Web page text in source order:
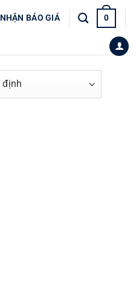
NHẬN BÁO GIÁ 0